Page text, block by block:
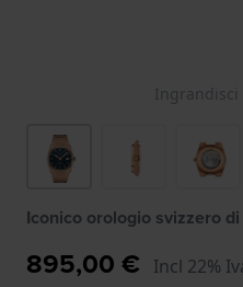
Ingrandisci
Iconico orologio svizzero
895,00 € Incl 22%